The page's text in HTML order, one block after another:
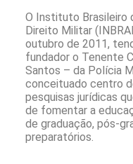
O Instituto Brasileiro
Direito Militar
outubro de 2011,
fundador o Tenente
Santos – da Polícia
conceituado centro
pesquisas jurídicas
de fomentar a
de graduação, pós-
preparatórios.